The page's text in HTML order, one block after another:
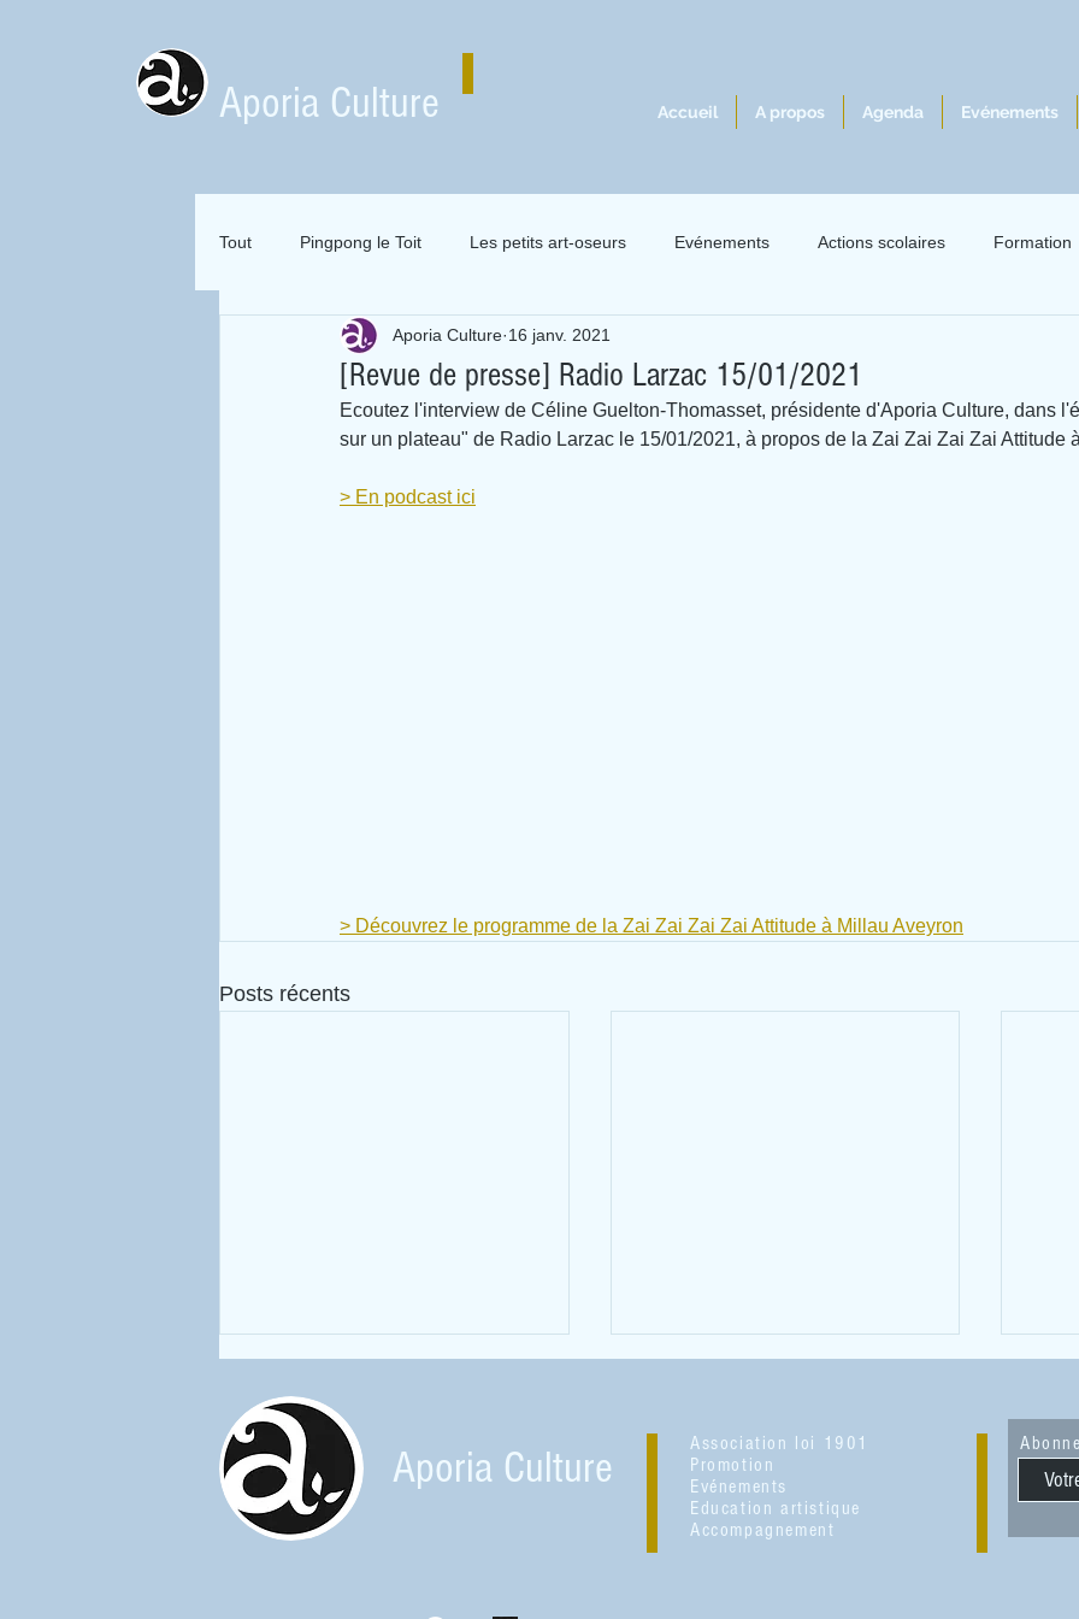
Aporia Culture Accueil A propos Agenda Evénements
Tout Pingpong le Toit Les petits art-oseurs Evénements Actions scolaires Formation
Zai Zai Zai Zai Attitude Merveilles 2021
Expositions en location
[Revue de presse] Radio Larzac 15/01/2021
Aporia Culture 16 janv. 2021
Ecoutez l'interview de Céline Guelton-Thomasset, présidente d'Aporia Culture, dans
sur un plateau" de Radio Larzac le 15/01/2021, à propos de la Zai Zai Zai Zai Attitude
> En podcast ici
> Découvrez le programme de la Zai Zai Zai Zai Attitude à Millau Aveyron
Posts récents
Prolongement : la BD T'inquiète
Retour sur 2022...
ZZZZ
Aporia Culture
Association loi 1901
Promotion
Evénements
Education artistique
Accompagnement